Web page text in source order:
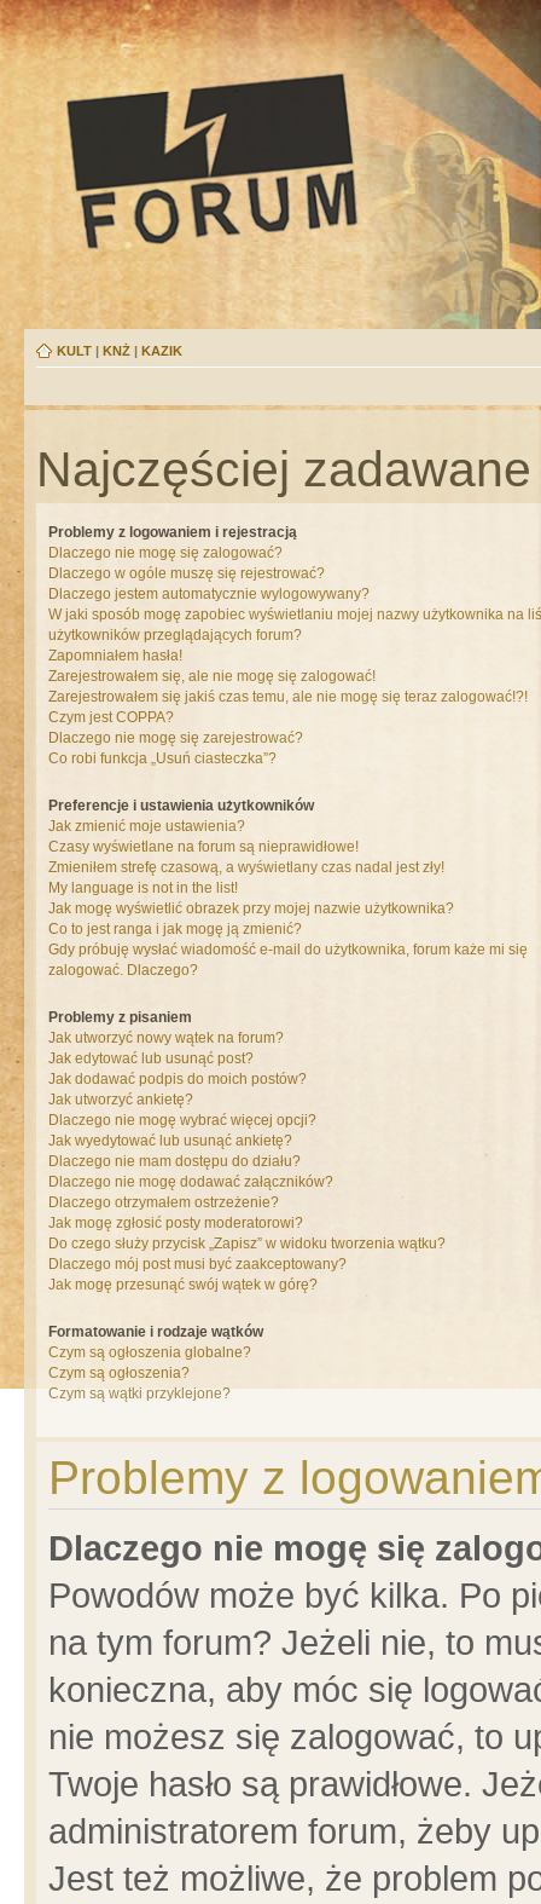
KULT | KNŻ | KAZIK
Najczęściej
Problemy z logowaniem i rejestracją
Dlaczego nie mogę się zalogować?
Dlaczego w ogóle muszę się rejestrować?
Dlaczego jestem automatycznie wylogowywany?
W jaki sposób mogę zapobiec wyświetlaniu mojej nazwy użytkownika na
użytkowników przeglądających forum?
Zapomniałem hasła!
Zarejestrowałem się, ale nie mogę się zalogować!
Zarejestrowałem się jakiś czas temu, ale nie mogę się teraz zalogować!?!
Czym jest COPPA?
Dlaczego nie mogę się zarejestrować?
Co robi funkcja „Usuń ciasteczka”?
Preferencje i ustawienia użytkowników
Jak zmienić moje ustawienia?
Czasy wyświetlane na forum są nieprawidłowe!
Zmieniłem strefę czasową, a wyświetlany czas nadal jest zły!
My language is not in the list!
Jak mogę wyświetlić obrazek przy mojej nazwie użytkownika?
Co to jest ranga i jak mogę ją zmienić?
Gdy próbuję wysłać wiadomość e-mail do użytkownika, forum każe mi się
zalogować. Dlaczego?
Problemy z pisaniem
Jak utworzyć nowy wątek na forum?
Jak edytować lub usunąć post?
Jak dodawać podpis do moich postów?
Jak utworzyć ankietę?
Dlaczego nie mogę wybrać więcej opcji?
Jak wyedytować lub usunąć ankietę?
Dlaczego nie mam dostępu do działu?
Dlaczego nie mogę dodawać załączników?
Dlaczego otrzymałem ostrzeżenie?
Jak mogę zgłosić posty moderatorowi?
Do czego służy przycisk „Zapisz” w widoku tworzenia wątku?
Dlaczego mój post musi być zaakceptowany?
Jak mogę przesunąć swój wątek w górę?
Formatowanie i rodzaje wątków
Czym są ogłoszenia globalne?
Czym są ogłoszenia?
Czym są wątki przyklejone?
Problemy z
Dlaczego nie mogę się
Powodów może być kilka. Po
na tym forum? Jeżeli nie, to
konieczna, aby móc się
nie możesz się zalogować, to
Twoje hasło są prawidłowe.
administratorem forum, żeby
Jest też możliwe, że problem